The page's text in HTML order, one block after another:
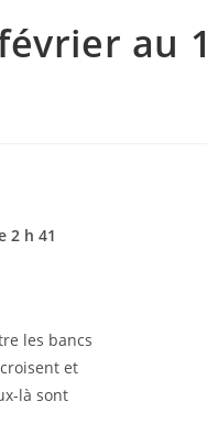
février au
2 h 41
les bancs
et
là sont